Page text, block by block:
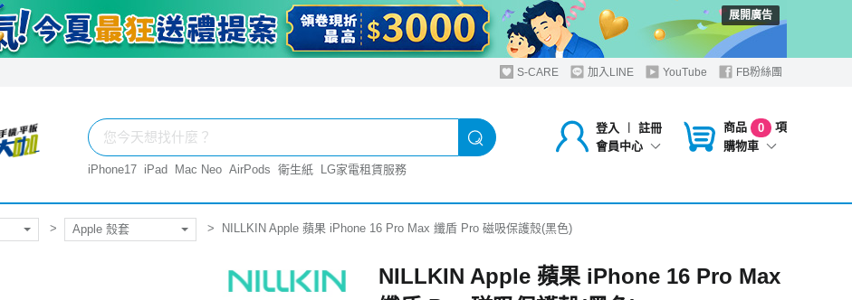
展開廣告
S-CARE 加入LINE YouTube FB粉絲團
登入 ︱
註冊
會員中心
商品 0
項
購物車
iPhone17 iPad Mac Neo AirPods 衛生紙 LG家電租賃服務
Apple 殼套 NILLKIN Apple 蘋果 iPhone 16 Pro Max 纖盾 Pro 磁吸保護殼(黑色)
NILLKIN Apple 蘋果 iPhone 16 Pro Max